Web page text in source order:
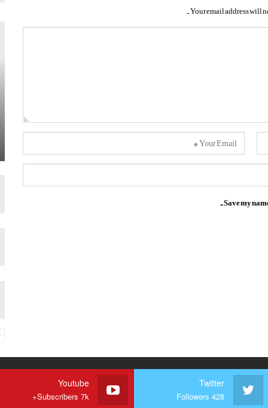
Your email address will
Save my
Twitter
Followers 428
Youtube
Subscribers 7k+